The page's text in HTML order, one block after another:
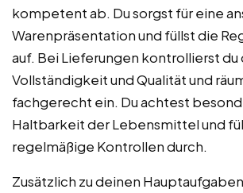
kompetent ab. Du sorgst für eine
Warenpräsentation und füllst die
auf. Bei Lieferungen kontrollierst du
Vollständigkeit und Qualität und
fachgerecht ein. Du achtest
Haltbarkeit der Lebensmittel und
regelmäßige Kontrollen durch.
Zusätzlich zu deinen